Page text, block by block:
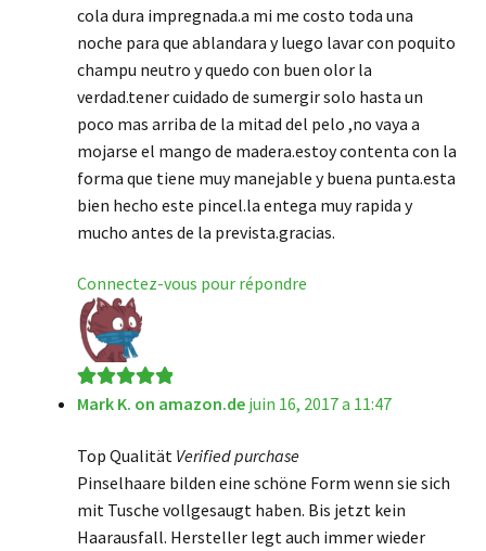
cola dura impregnada.a mi me costo toda una
noche para que ablandara y luego lavar con poquito
champu neutro y quedo con buen olor la
verdad.tener cuidado de sumergir solo hasta un
poco mas arriba de la mitad del pelo ,no vaya a
mojarse el mango de madera.estoy contenta con la
forma que tiene muy manejable y buena punta.esta
bien hecho este pincel.la entega muy rapida y
mucho antes de la prevista.gracias.
Connectez-vous pour répondre
Note 5sur 5
Mark K. on amazon.de juin 16, 2017 a 11:47
Top Qualität Verified purchase
Pinselhaare bilden eine schöne Form wenn sie sich
mit Tusche vollgesaugt haben. Bis jetzt kein
Haarausfall. Hersteller legt auch immer wieder